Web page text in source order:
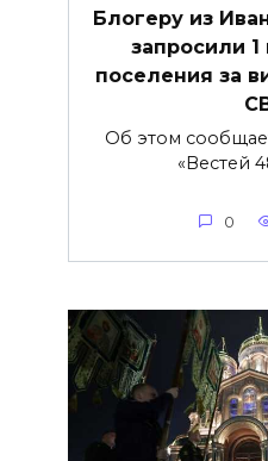
Блогеру из
запросили
поселения за
Об этом
«Вестей
0